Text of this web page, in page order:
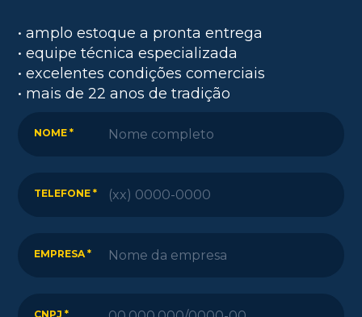
• amplo estoque a pronta entrega
• equipe técnica especializada
• excelentes condições comerciais
• mais de 22 anos de tradição
NOME *
TELEFONE *
EMPRESA *
CNPJ *